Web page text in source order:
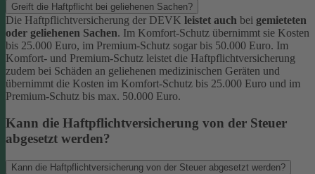
Greift die Haftpflicht bei geliehenen Sachen?
Die Haftpflichtversicherung der DEVK leistet auch bei gemieteten
oder geliehenen Sachen. Im Komfort-Schutz übernimmt sie Kosten
bis 25.000 Euro, im Premium-Schutz sogar bis 50.000 Euro. Im
Komfort- und Premium-Schutz leistet die Haftpflichtversicherung
zudem bei Schäden an geliehenen medizinischen Geräten und
übernimmt die Kosten im Komfort-Schutz bis 25.000 Euro und im
Premium-Schutz bis max. 50.000 Euro.
Kann die Haftpflichtversicherung von der Steuer
abgesetzt werden?
Kann die Haftpflichtversicherung von der Steuer abgesetzt werden?